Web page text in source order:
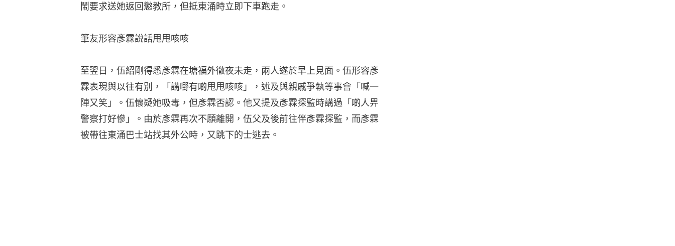
鬧要求送她返回懲教所，但抵東涌時立即下車跑走。
筆友形容彥霖說話甩甩咳咳
至翌日，伍紹剛得悉彥霖在塘福外徹夜未走，兩人遂於早上見面。伍形容彥
霖表現與以往有別，「講嘢有啲甩甩咳咳」，述及與親戚爭執等事會「喊一
陣又笑」。伍懷疑她吸毒，但彥霖否認。他又提及彥霖探監時講過「啲人畀
警察打好慘」。由於彥霖再次不願離開，伍父及後前往伴彥霖探監，而彥霖
被帶往東涌巴士站找其外公時，又跳下的士逃去。